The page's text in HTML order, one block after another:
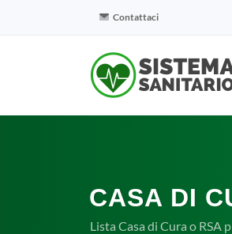
Contattaci
CASA DI
Lista Casa di Cura o RSA